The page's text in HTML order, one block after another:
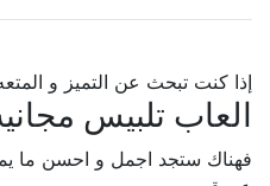
إذا كنت تبحث عن التميز و
العاب تلبيس مجانيه
فهناك ستجد اجمل و احسن ما